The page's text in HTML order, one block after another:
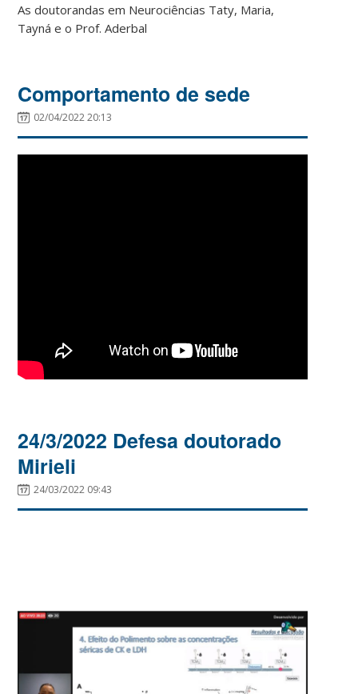
As doutorandas em Neurociências Taty, Maria,
Tayná e o Prof. Aderbal
Comportamento de sede
02/04/2022 20:13
24/3/2022 Defesa doutorado
Mirieli
24/03/2022 09:43